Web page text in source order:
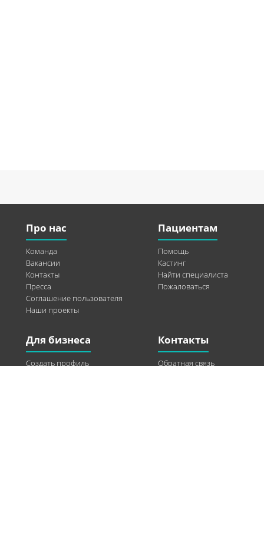
Про нас
Команда
Вакансии
Контакты
Пресса
Соглашение пользователя
Наши проекты
Пациентам
Помощь
Кастинг
Найти специалиста
Пожаловаться
Для бизнеса
Создать профиль
Контакты
Обратная связь